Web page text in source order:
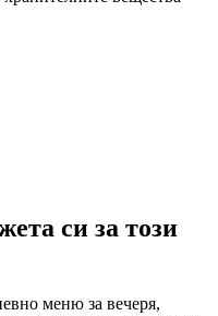
си за този
меню за вечеря,